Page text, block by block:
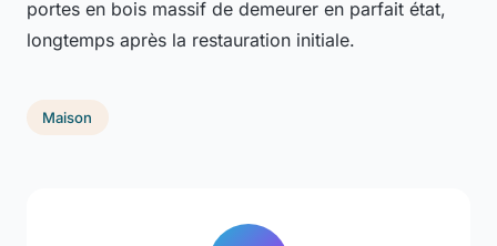
portes en bois massif de demeurer en parfait état,
longtemps après la restauration initiale.
Maison